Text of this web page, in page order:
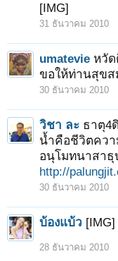
[IMG]
31 ธันวาคม 2010
umatevie หวัด
ขอให้ท่านสุขส
30 ธันวาคม 2010
วิชา ละ ธาตุ4
น้ำคือชีวิตคว
อนุโมทนาสา
http://
30 ธันวาคม 2010
บ้องแบ้ว [IMG]
28 ธันวาคม 2010